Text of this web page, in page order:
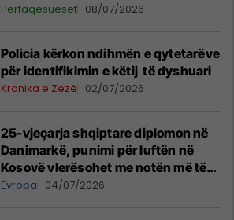
Përfaqësueset 08/07/2026
Policia kërkon ndihmën e qytetarëve
për identifikimin e këtij të dyshuari
Kronika e Zezë 02/07/2026
25-vjeçarja shqiptare diplomon në
Danimarkë, punimi për luftën në
Kosovë vlerësohet me notën më të
lartë
Evropa 04/07/2026